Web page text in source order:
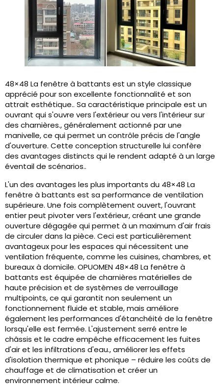
48×48 La fenêtre à battants est un style classique
apprécié pour son excellente fonctionnalité et son
attrait esthétique.. Sa caractéristique principale est un
ouvrant qui s'ouvre vers l'extérieur ou vers l'intérieur sur
des charnières., généralement actionné par une
manivelle, ce qui permet un contrôle précis de l'angle
d'ouverture. Cette conception structurelle lui confère
des avantages distincts qui le rendent adapté à un large
éventail de scénarios..
L'un des avantages les plus importants du 48×48 La
fenêtre à battants est sa performance de ventilation
supérieure. Une fois complètement ouvert, l'ouvrant
entier peut pivoter vers l'extérieur, créant une grande
ouverture dégagée qui permet à un maximum d'air frais
de circuler dans la pièce. Ceci est particulièrement
avantageux pour les espaces qui nécessitent une
ventilation fréquente, comme les cuisines, chambres, et
bureaux à domicile. OPUOMEN 48×48 La fenêtre à
battants est équipée de charnières matérielles de
haute précision et de systèmes de verrouillage
multipoints, ce qui garantit non seulement un
fonctionnement fluide et stable, mais améliore
également les performances d'étanchéité de la fenêtre
lorsqu'elle est fermée. L'ajustement serré entre le
châssis et le cadre empêche efficacement les fuites
d'air et les infiltrations d'eau., améliorer les effets
d'isolation thermique et phonique – réduire les coûts de
chauffage et de climatisation et créer un
environnement intérieur calme.